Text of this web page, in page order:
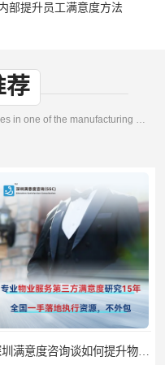
部提升员工满意度方法
荐
Development, design, production and sales in one of the manufacturing enterprises